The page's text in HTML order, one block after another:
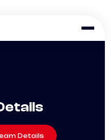
Details